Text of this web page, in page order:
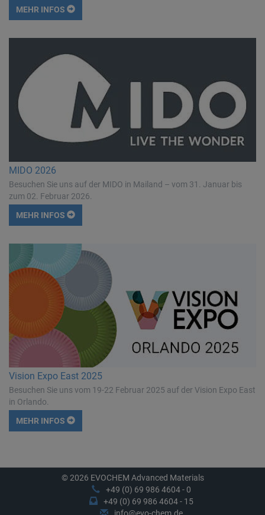
MEHR INFOS
MIDO 2026
Besuchen Sie uns auf der MIDO in Mailand – vom 31. Januar bis
zum 02. Februar 2026.
MEHR INFOS
Vision Expo East 2025
Besuchen Sie uns vom 19-22 Februar 2025 auf der Vision Expo East
in Orlando.
MEHR INFOS
© 2026 EVOCHEM Advanced Materials
+49 (0) 69 986 4604 - 0
+49 (0) 69 986 4604 - 15